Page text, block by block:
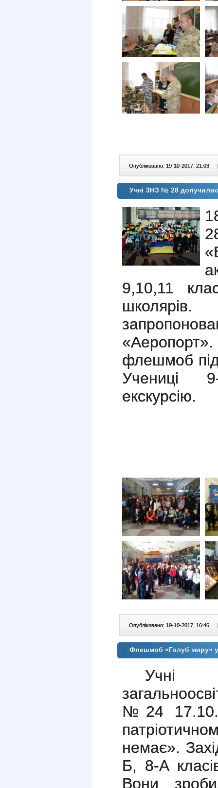
Опубліковано: 19-10-2017, 21:03
Учні ЗНЗ № 28
9,10,11
флешмоб
Учениці
екскурсію.
Опубліковано: 19-10-2017, 16:46 |
Флешмоб «Голуб миру»
Учні
№24
немає».
Б, 8-А
Вони